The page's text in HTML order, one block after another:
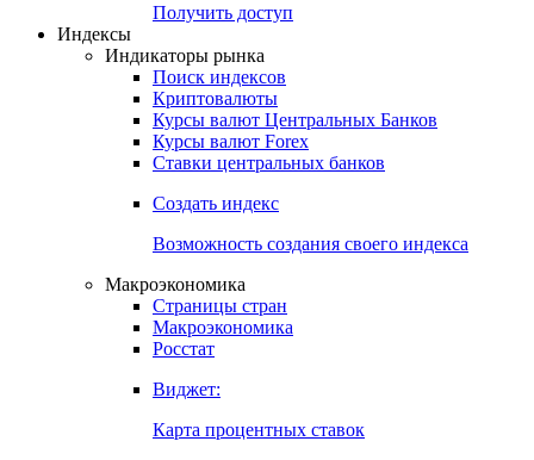
Получить доступ
Индексы
Индикаторы рынка
Поиск индексов
Криптовалюты
Курсы валют Центральных Банков
Курсы валют Forex
Ставки центральных банков
Создать индекс
Возможность создания своего индекса
Макроэкономика
Страницы стран
Макроэкономика
Росстат
Виджет:
Карта процентных ставок